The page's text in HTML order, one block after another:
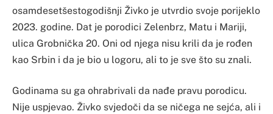
osamdesetšestogodišnji Živko je utvrdio svoje porijeklo
2023. godine. Dat je porodici Zelenbrz, Matu i Mariji,
ulica Grobnička 20. Oni od njega nisu krili da je rođen
kao Srbin i da je bio u logoru, ali to je sve što su znali.
Godinama su ga ohrabrivali da nađe pravu porodicu.
Nije uspjevao. Živko svjedoči da se ničega ne sejća, ali i